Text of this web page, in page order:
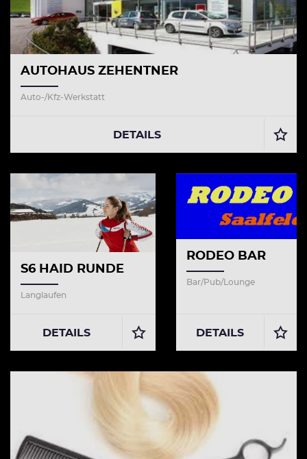
AUTOHAUS ZEHENTNER
Auto-/Kfz-Werkstatt
DETAILS
S6 HAID RUNDE
Langlaufen
DETAILS
RODEO BAR
Bar/Pub/Lounge
DETAILS